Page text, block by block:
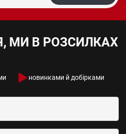
МИ В РОЗСИЛКАХ
новинками й добірками